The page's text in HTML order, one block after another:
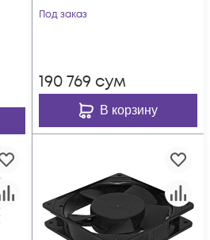
Под заказ
190 769 сум
В корзину